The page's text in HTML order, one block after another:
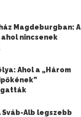
Magdeburgban: A
nincsenek
Ahol a „Három
Sváb-Alb legszebb